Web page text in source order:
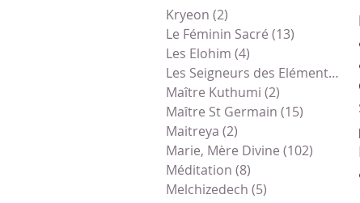
Kryeon (2)
Le Féminin Sacré (13)
Les Elohim (4)
Les Seigneurs des Eléments
Maître Kuthumi (2)
Maître St Germain (15)
Maitreya (2)
Marie, Mère Divine (102) 102
Méditation (8)
Melchizedech (5)